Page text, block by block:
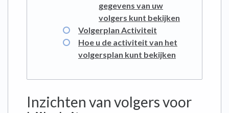
gegevens van uw
volgers kunt bekijken
Volgerplan Activiteit
Hoe u de activiteit van het
volgersplan kunt bekijken
Inzichten van volgers voor